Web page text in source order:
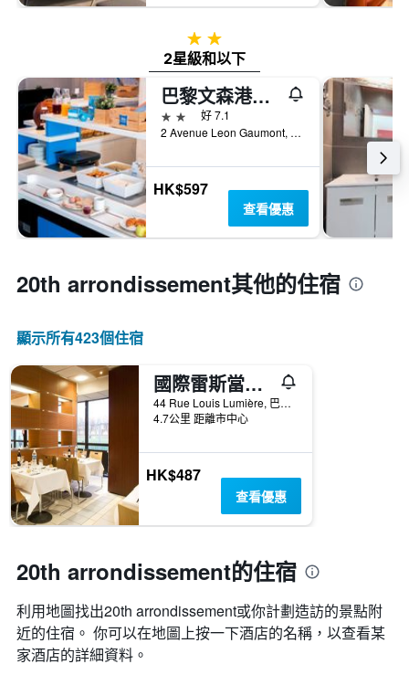
2星級
2星級和以下
巴黎文森港宜必思快捷酒店
2星級
好 7.1
2 Avenue Leon Gaumont, 巴黎, 法國
HK$597
查看優惠
20th arrondissement​其他的住宿
顯示所有423​個住宿
國際雷斯當斯酒店
44 Rue Louis Lumière, 巴黎, 法國
4.7公里 距離市中心
HK$487
查看優惠
20th arrondissement的住宿
利用地圖找出20th arrondissement​​或你計劃造訪的景點附
近的住宿。 你可以在地圖上按一下酒店的名稱，以查看某
家酒店的詳細資料。